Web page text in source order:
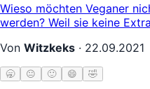
Wieso möchten Veganer
werden? Weil sie keine
Von Witzkeks · 22.09.2021
🥱 😐 🙂 😄 🤣